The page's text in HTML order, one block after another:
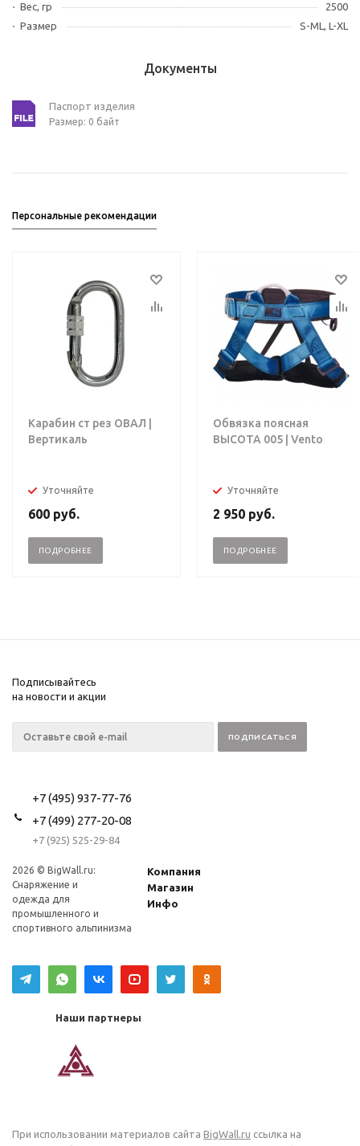
Вес, гр
2500
Размер
S-ML, L-XL
Документы
Паспорт изделия
Размер: 0 байт
Персональные рекомендации
Карабин ст рез ОВАЛ |
Вертикаль
Уточняйте
600 руб.
ПОДРОБНЕЕ
Обвязка поясная
ВЫСОТА 005 | Vento
Уточняйте
2 950 руб.
ПОДРОБНЕЕ
Подписывайтесь
на новости и акции
+7 (495) 937-77-76
+7 (499) 277-20-08
+7 (925) 525-29-84
2026 © BigWall.ru:
Снаряжение и
одежда для
промышленного и
спортивного альпинизма
Компания
Магазин
Инфо
Наши партнеры
При использовании материалов сайта BigWall.ru ссылка на